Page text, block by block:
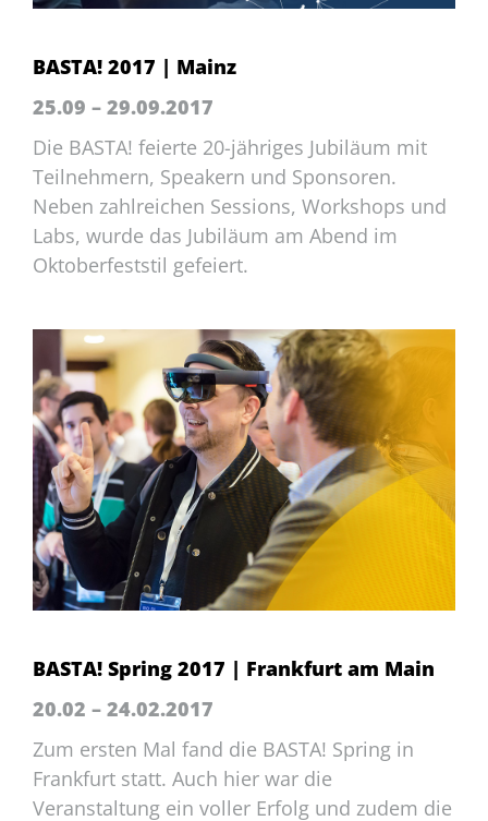
BASTA! 2017 | Mainz
25.09 – 29.09.2017
Die BASTA! feierte 20-jähriges Jubiläum mit
Teilnehmern, Speakern und Sponsoren.
Neben zahlreichen Sessions, Workshops und
Labs, wurde das Jubiläum am Abend im
Oktoberfeststil gefeiert.
BASTA! Spring 2017 | Frankfurt am Main
20.02 – 24.02.2017
Zum ersten Mal fand die BASTA! Spring in
Frankfurt statt. Auch hier war die
Veranstaltung ein voller Erfolg und zudem die